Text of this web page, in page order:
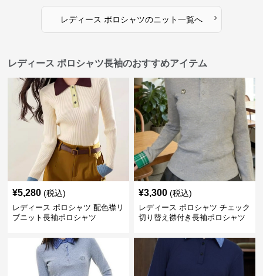
レディース ポロシャツのニット一覧へ ›
レディース ポロシャツ長袖のおすすめアイテム
¥5,280 (税込)
レディース ポロシャツ 配色襟リ
ブニット長袖ポロシャツ
¥3,300 (税込)
レディース ポロシャツ チェック
切り替え襟付き長袖ポロシャツ